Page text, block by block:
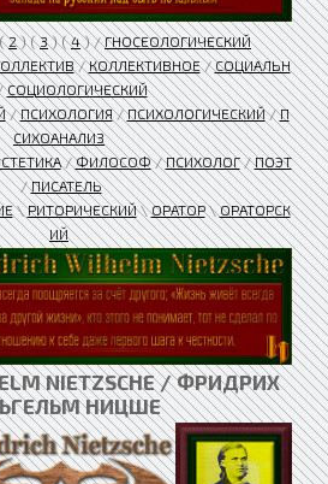
2) (3) (4) /ГНОСЕОЛОГИЧЕСКИЙ
/КОЛЛЕКТИВНОЕ/СОЦИАЛЬН
СОЦИОЛОГИЧЕСКИЙ
/ПСИХОЛОГИЯ/ПСИХОЛОГИЧЕСКИЙ/П
СИХОАНАЛИЗ
/ФИЛОСОФ/ПСИХОЛОГ/ПОЭТ
/ПИСАТЕЛЬ
\РИТОРИЧЕСКИЙ\ОРАТОР\ОРАТОРСК
ИЙ
NIETZSCHE / ФРИДРИХ
НИЦШЕ